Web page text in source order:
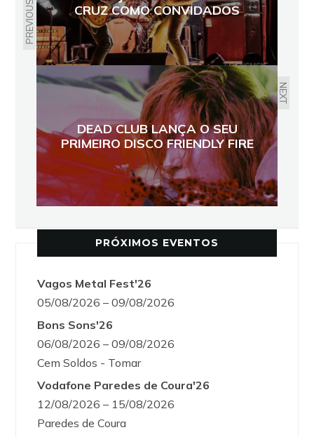
PREVIOUS
CRUZ COMO CONVIDADOS
NEXT
DEAD CLUB LANÇA O SEU
PRIMEIRO DISCO FRIENDLY FIRE
PRÓXIMOS EVENTOS
Vagos Metal Fest'26
05/08/2026 – 09/08/2026
Bons Sons'26
06/08/2026 – 09/08/2026
Cem Soldos - Tomar
Vodafone Paredes de Coura'26
12/08/2026 – 15/08/2026
Paredes de Coura